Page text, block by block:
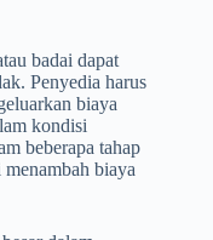
badai dapat
Penyedia harus
biaya
kondisi
beberapa tahap
biaya